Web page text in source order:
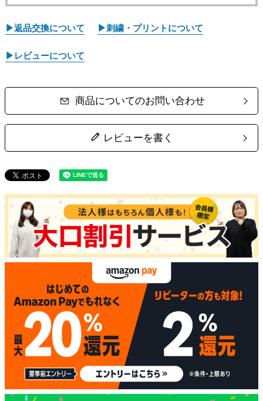
▶返品交換について ▶刺繍・プリントについて
▶レビューについて
商品についてのお問い合わせ
レビューを書く